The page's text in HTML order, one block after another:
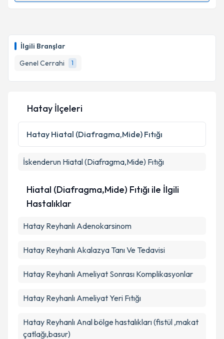
İlgili Branşlar
Genel Cerrahi
1
bilgilendireceğiz.
E-posta Adresiniz
Kişisel verilerimin işlenmesine ilişkin
Metni'ni okudum ve kişisel verilerimin belirtilen
kapsamda işlenmesini kabul ediyorum.
Takvim Talebini Gönder
Hatay İlçeleri
Hatay Hiatal (Diafragma,Mide) Fıtığı
İskenderun Hiatal (Diafragma,Mide) Fıtığı
Hiatal (Diafragma,Mide) Fıtığı ile İlgili
Hastalıklar
Hatay Reyhanlı Adenokarsinom
Hatay Reyhanlı Akalazya Tanı Ve Tedavisi
Hatay Reyhanlı Ameliyat Sonrası Komplikasyonlar
Hatay Reyhanlı Ameliyat Yeri Fıtığı
Hatay Reyhanlı Anal bölge hastalıkları (fistül ,makat
çatlağı,basur)